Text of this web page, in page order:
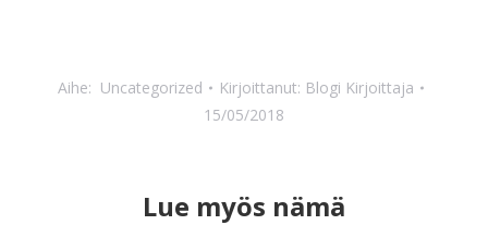
Aihe: Uncategorized Kirjoittanut: Blogi Kirjoittaja
15/05/2018
Lue myös nämä